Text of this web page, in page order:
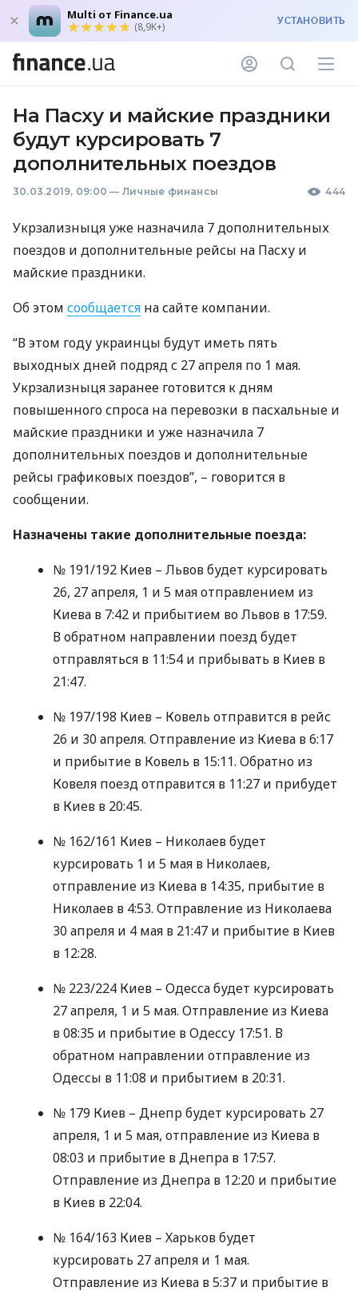
Multi от Finance.ua
(8,9K+) УСТАНОВИТЬ
На Пасху и майские праздники
будут курсировать 7
дополнительных поездов
30.03.2019, 09:00 — Личные финансы 444
Укрзализныця уже назначила 7 дополнительных
поездов и дополнительные рейсы на Пасху и
майские праздники.
Об этом сообщается на сайте компании.
“В этом году украинцы будут иметь пять
выходных дней подряд с 27 апреля по 1 мая.
Укрзализныця заранее готовится к дням
повышенного спроса на перевозки в пасхальные и
майские праздники и уже назначила 7
дополнительных поездов и дополнительные
рейсы графиковых поездов”, – говорится в
сообщении.
Назначены такие дополнительные поезда:
№ 191/192 Киев – Львов будет курсировать
26, 27 апреля, 1 и 5 мая отправлением из
Киева в 7:42 и прибытием во Львов в 17:59.
В обратном направлении поезд будет
отправляться в 11:54 и прибывать в Киев в
21:47.
№ 197/198 Киев – Ковель отправится в рейс
26 и 30 апреля. Отправление из Киева в 6:17
и прибытие в Ковель в 15:11. Обратно из
Ковеля поезд отправится в 11:27 и прибудет
в Киев в 20:45.
№ 162/161 Киев – Николаев будет
курсировать 1 и 5 мая в Николаев,
отправление из Киева в 14:35, прибытие в
Николаев в 4:53. Отправление из Николаева
30 апреля и 4 мая в 21:47 и прибытие в Киев
в 12:28.
№ 223/224 Киев – Одесса будет курсировать
27 апреля, 1 и 5 мая. Отправление из Киева
в 08:35 и прибытие в Одессу 17:51. В
обратном направлении отправление из
Одессы в 11:08 и прибытием в 20:31.
№ 179 Киев – Днепр будет курсировать 27
апреля, 1 и 5 мая, отправление из Киева в
08:03 и прибытие в Днепра в 17:57.
Отправление из Днепра в 12:20 и прибытие
в Киев в 22:04.
№ 164/163 Киев – Харьков будет
курсировать 27 апреля и 1 мая.
Отправление из Киева в 5:37 и прибытие в